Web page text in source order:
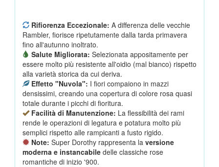
Rifiorenza Eccezionale: A differenza delle vecchie
Rambler, fiorisce ripetutamente dalla tarda primavera
fino all'autunno inoltrato.
Salute Migliorata: Selezionata appositamente per
essere molto più resistente all'oidio (mal bianco) rispetto
alla varietà storica da cui deriva.
Effetto "Nuvola": I fiori compaiono in mazzi
densissimi, creando una copertura di colore rosa quasi
totale durante i picchi di fioritura.
Facilità di Manutenzione: La flessibilità dei rami
rende le operazioni di legatura e potatura molto più
semplici rispetto alle rampicanti a fusto rigido.
Note: Super Dorothy rappresenta la versione
moderna e instancabile delle classiche rose
romantiche di inizio '900.